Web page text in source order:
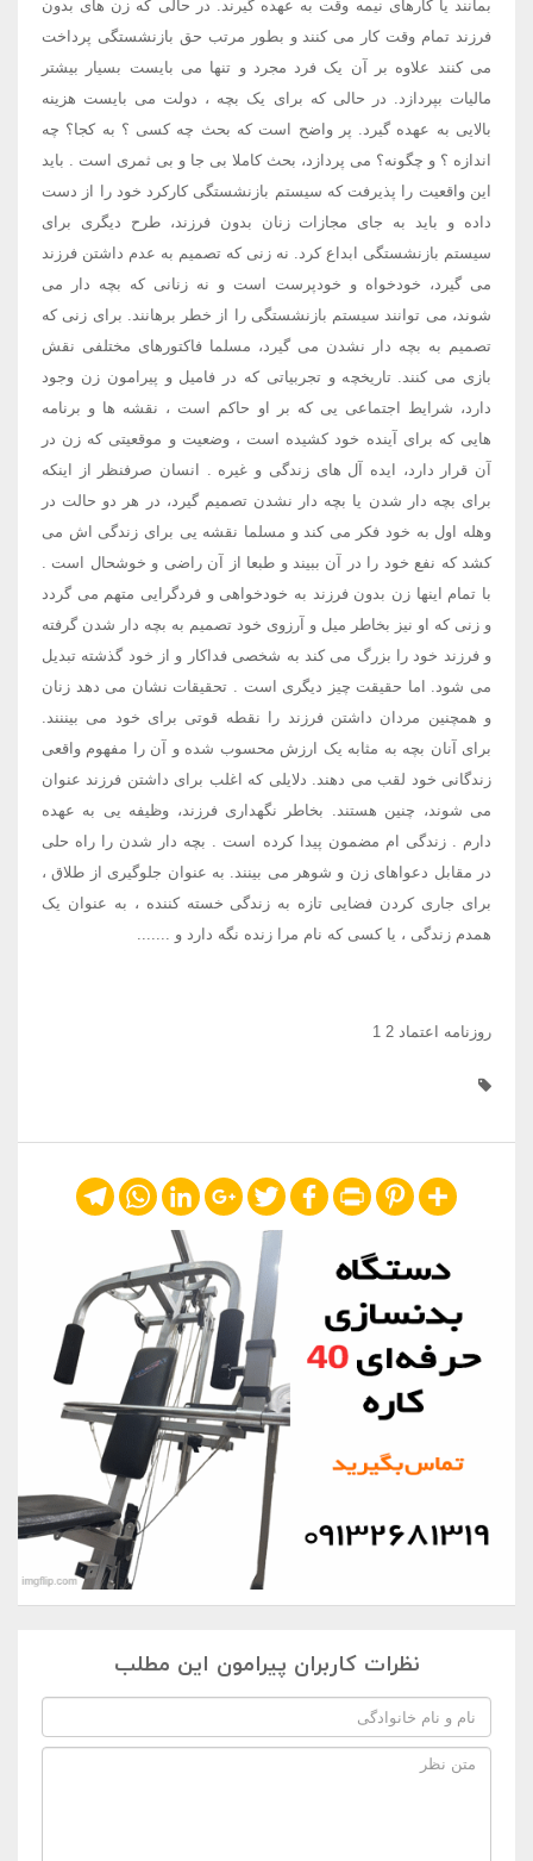
بمانند یا کارهای نیمه وقت به عهده گیرند. در حالی که زن های بدون
فرزند تمام وقت کار می کنند و بطور مرتب حق بازنشستگی پرداخت
می کنند علاوه بر آن یک فرد مجرد و تنها می بایست بسیار بیشتر
مالیات بپردازد. در حالی که برای یک بچه ، دولت می بایست هزینه
بالایی به عهده گیرد. پر واضح است که بحث چه کسی ؟ به کجا؟ چه
اندازه ؟ و چگونه؟ می پردازد، بحث کاملا بی جا و بی ثمری است . باید
این واقعیت را پذیرفت که سیستم بازنشستگی کارکرد خود را از دست
داده و باید به جای مجازات زنان بدون فرزند، طرح دیگری برای
سیستم بازنشستگی ابداع کرد. نه زنی که تصمیم به عدم داشتن فرزند
می گیرد، خودخواه و خودپرست است و نه زنانی که بچه دار می
شوند، می توانند سیستم بازنشستگی را از خطر برهانند. برای زنی که
تصمیم به بچه دار نشدن می گیرد، مسلما فاکتورهای مختلفی نقش
بازی می کنند. تاریخچه و تجربیاتی که در فامیل و پیرامون زن وجود
دارد، شرایط اجتماعی یی که بر او حاکم است ، نقشه ها و برنامه
هایی که برای آینده خود کشیده است ، وضعیت و موقعیتی که زن در
آن قرار دارد، ایده آل های زندگی و غیره . انسان صرفنظر از اینکه
برای بچه دار شدن یا بچه دار نشدن تصمیم گیرد، در هر دو حالت در
وهله اول به خود فکر می کند و مسلما نقشه یی برای زندگی اش می
کشد که نفع خود را در آن ببیند و طبعا از آن راضی و خوشحال است .
با تمام اینها زن بدون فرزند به خودخواهی و فردگرایی متهم می گردد
و زنی که او نیز بخاطر میل و آرزوی خود تصمیم به بچه دار شدن گرفته
و فرزند خود را بزرگ می کند به شخصی فداکار و از خود گذشته تبدیل
می شود. اما حقیقت چیز دیگری است . تحقیقات نشان می دهد زنان
و همچنین مردان داشتن فرزند را نقطه قوتی برای خود می بیننند.
برای آنان بچه به مثابه یک ارزش محسوب شده و آن را مفهوم واقعی
زندگانی خود لقب می دهند. دلایلی که اغلب برای داشتن فرزند عنوان
می شوند، چنین هستند. بخاطر نگهداری فرزند، وظیفه یی به عهده
دارم . زندگی ام مضمون پیدا کرده است . بچه دار شدن را راه حلی
در مقابل دعواهای زن و شوهر می بینند. به عنوان جلوگیری از طلاق ،
برای جاری کردن فضایی تازه به زندگی خسته کننده ، به عنوان یک
همدم زندگی ، یا کسی که نام مرا زنده نگه دارد و .......
روزنامه اعتماد 2 1
Share
Pinterest
Print
Facebook
Twitter
Google+
LinkedIn
WhatsApp
Telegram
نظرات کاربران پیرامون این مطلب